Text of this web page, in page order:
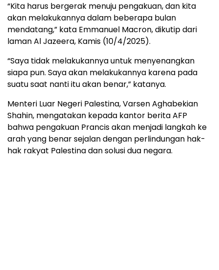
“Kita harus bergerak menuju pengakuan, dan kita
akan melakukannya dalam beberapa bulan
mendatang,” kata Emmanuel Macron, dikutip dari
laman Al Jazeera, Kamis (10/4/2025).
“Saya tidak melakukannya untuk menyenangkan
siapa pun. Saya akan melakukannya karena pada
suatu saat nanti itu akan benar,” katanya.
Menteri Luar Negeri Palestina, Varsen Aghabekian
Shahin, mengatakan kepada kantor berita AFP
bahwa pengakuan Prancis akan menjadi langkah ke
arah yang benar sejalan dengan perlindungan hak-
hak rakyat Palestina dan solusi dua negara.